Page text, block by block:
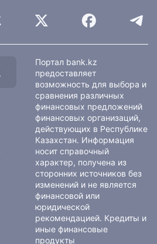
Портал bank.kz
предоставляет
возможность для выбора и
сравнения различных
финансовых предложений
финансовых организаций,
действующих в Республике
Казахстан. Информация
носит справочный
характер, получена из
сторонних источников без
изменений и не является
финансовой или
юридической
рекомендацией. Кредиты и
иные финансовые
продукты